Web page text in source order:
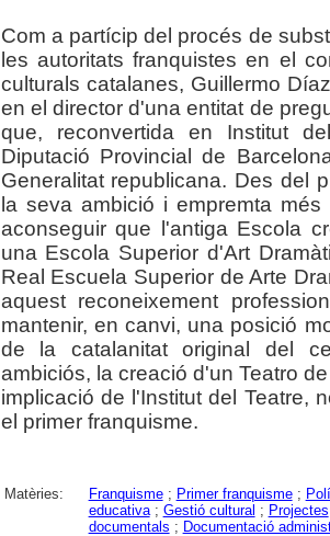
Com a partícip del procés de
les autoritats franquistes en el
culturals catalanes, Guillermo
en el director d'una entitat de
que, reconvertida en Institut
Diputació Provincial de
Generalitat republicana. Des del
la seva ambició i empremta
aconseguir que l'antiga Escola
una Escola Superior d'Art
Real Escuela Superior de Arte
aquest reconeixement
mantenir, en canvi, una posició
de la catalanitat original del
ambiciós, la creació d'un Teatro
implicació de l'Institut del Teatre,
el primer franquisme.
Matèries: Franquisme; Primer franquisme;
educativa; Gestió cultural ; Projectes
documentals ; Documentació